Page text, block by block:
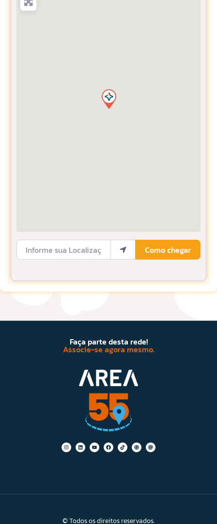
Informe sua Localização
Como chegar
Faça parte desta rede!
Associe-se agora mesmo.
© Todos os direitos reservados.